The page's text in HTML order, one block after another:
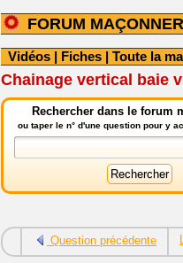
FORUM
Vidéos | Fiches | Toute la
Chainage vertical baie
Rechercher dans le forum
ou taper le n° d'une question pour y
Question précédente